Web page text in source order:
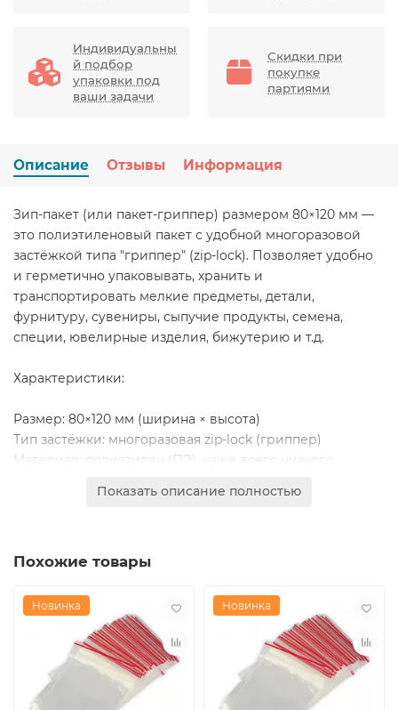
Индивидуальны
й подбор
упаковки под
ваши задачи
Скидки при
покупке
партиями
Описание Отзывы Информация
Зип-пакет (или пакет-гриппер) размером 80×120 мм —
это полиэтиленовый пакет с удобной многоразовой
застёжкой типа "гриппер" (zip-lock). Позволяет удобно
и герметично упаковывать, хранить и
транспортировать мелкие предметы, детали,
фурнитуру, сувениры, сыпучие продукты, семена,
специи, ювелирные изделия, бижутерию и т.д.
Характеристики:
Размер: 80×120 мм (ширина × высота)
Тип застёжки: многоразовая zip-lock (гриппер)
Материал: полиэтилен (ПЭ), чаще всего низкого
Толщина: стандартная (20-50 мкм, зависит от
Цвет: прозрачный
Многоразовое использование благодаря застёжке
Полная герметичность — защита от влаги, пыли и
внешних воздействий
Компактный размер — оптимально для мелких
предметов
Показать описание полностью
Похожие товары
Новинка Новинка